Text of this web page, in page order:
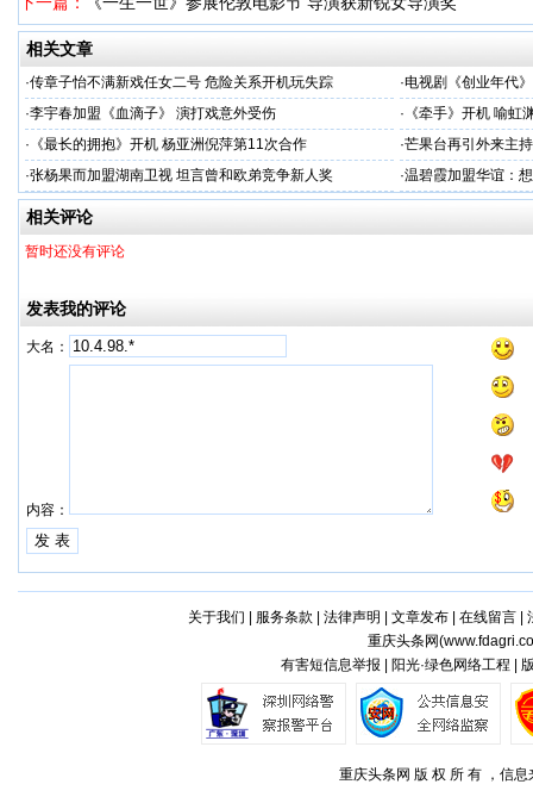
相关文章
·传章子怡不满新戏任女二号 危险关系开机玩失踪 ·电视剧《创业年代
·李宇春加盟《血滴子》 演打戏意外受伤 · 《牵手》开机 喻虹
· 《最长的拥抱》开机 杨亚洲倪萍第11次合作 ·芒果台再引外来主
·张杨果而加盟湖南卫视 坦言曾和欧弟竞争新人奖 ·温碧霞加盟华谊：
相关评论
暂时还没有评论
发表我的评论
大名：
内容：
关于我们 服务条款 法律声明 文章发布| 在线留言|
重庆头条网(
有害短信息举报 | 阳光·绿色网络工程 |
重庆头条网 版 权 所 有 ，信